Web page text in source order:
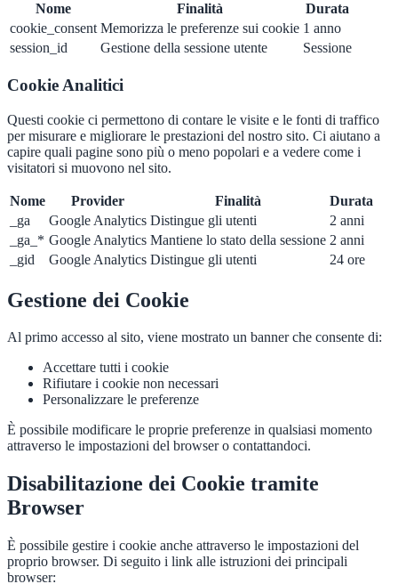
Nome Finalità
Durata
cookie_consent Memorizza le preferenze sui cookie 1 anno
session_id
Gestione della sessione utente Sessione
Cookie Analitici
Questi cookie ci permettono di contare le visite e le fonti di traffico
per misurare e migliorare le prestazioni del nostro sito. Ci aiutano a
capire quali pagine sono più o meno popolari e a vedere come i
visitatori si muovono nel sito.
Nome Provider Finalità
Durata
_ga
Google Analytics Distingue gli utenti
2 anni
_ga_* Google Analytics Mantiene lo stato della sessione 2 anni
_gid
Google Analytics Distingue gli utenti 24 ore
Gestione dei Cookie
Al primo accesso al sito, viene mostrato un banner che consente di:
Accettare tutti i cookie
Rifiutare i cookie non necessari
Personalizzare le preferenze
È possibile modificare le proprie preferenze in qualsiasi momento
attraverso le impostazioni del browser o contattandoci.
Disabilitazione dei Cookie tramite
Browser
È possibile gestire i cookie anche attraverso le impostazioni del
proprio browser. Di seguito i link alle istruzioni dei principali
browser: